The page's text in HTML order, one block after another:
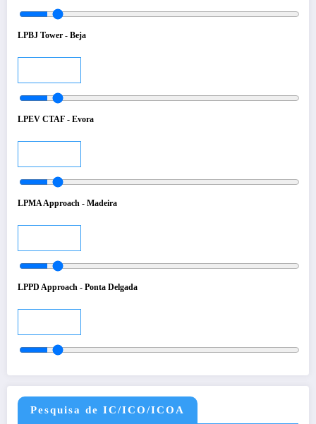
LPBJ Tower - Beja
LPEV CTAF - Evora
LPMA Approach - Madeira
LPPD Approach - Ponta Delgada
Pesquisa de IC/ICO/ICOA